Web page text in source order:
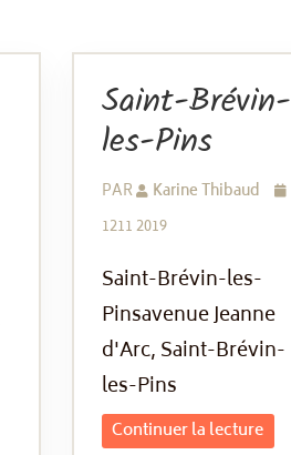
Saint-Brévin-
les-Pins
PAR
Karine Thibaud
1211 2019
Saint-Brévin-les-
Pinsavenue Jeanne
d'Arc, Saint-Brévin-
les-Pins
Continuer la lecture